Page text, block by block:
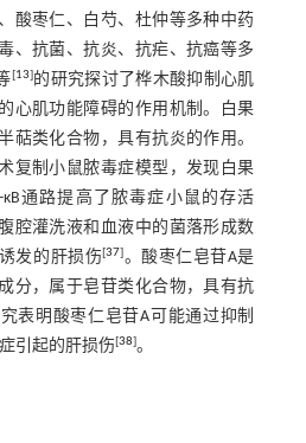
酸枣仁、白芍、杜仲等多种中药
、抗菌、抗炎、抗疟、抗癌等多
[13]的研究探讨了桦木酸抑制心肌
心肌功能障碍的作用机制。白果
萜类化合物，具有抗炎的作用。
复制小鼠脓毒症模型，发现白果
κB通路提高了脓毒症小鼠的存活
腔灌洗液和血液中的菌落形成数
发的肝损伤[37]。酸枣仁皂苷A是
分，属于皂苷类化合物，具有抗
表明酸枣仁皂苷A可能通过抑制
引起的肝损伤[38]。